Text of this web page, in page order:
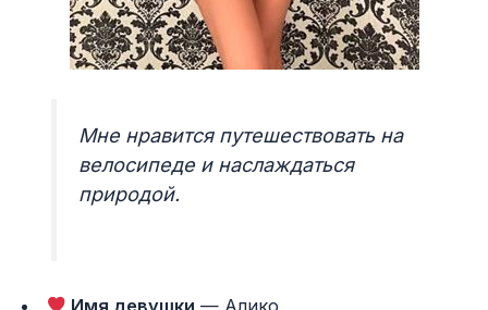
Мне нравится путешествовать на
велосипеде и наслаждаться
природой.
Имя девушки — Алико